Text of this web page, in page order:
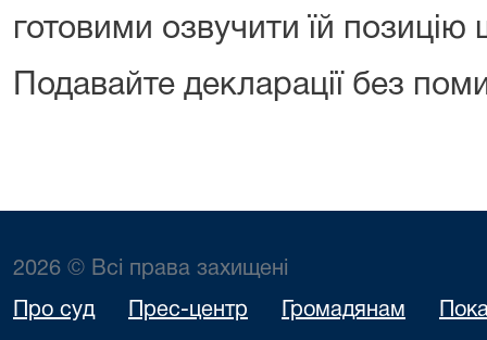
готовими озвучити їй
Подавайте декларації без
2026 © Всі права захищені
Про суд Прес-центр Громадянам